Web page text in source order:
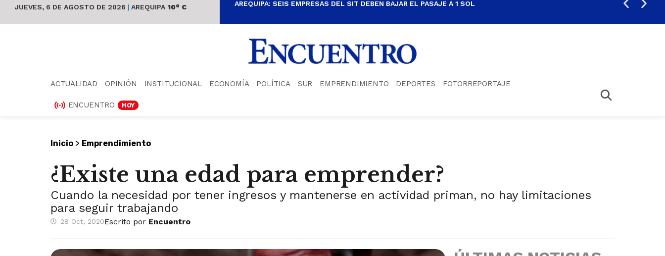
JUEVES, 6 DE AGOSTO DE 2026 | AREQUIPA 10° C AREQUIPA: SEIS EMPRESAS DEL SIT DEBEN BAJAR EL PASAJE A 1 SOL
ACTUALIDAD OPINIÓN INSTITUCIONAL ECONOMÍA POLÍTICA SUR EMPRENDIMIENTO DEPORTES FOTORREPORTAJE
ENCUENTRO HOY
Inicio > Emprendimiento
¿Existe una edad para emprender?
Cuando la necesidad por tener ingresos y mantenerse en actividad priman, no hay limitaciones
para seguir trabajando
28 Oct, 2020Escrito por Encuentro